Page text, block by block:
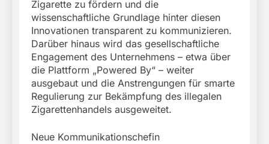
Zigarette zu fördern und die
wissenschaftliche Grundlage hinter diesen
Innovationen transparent zu kommunizieren.
Darüber hinaus wird das gesellschaftliche
Engagement des Unternehmens – etwa über
die Plattform „Powered By“ – weiter
ausgebaut und die Anstrengungen für smarte
Regulierung zur Bekämpfung des illegalen
Zigarettenhandels ausgeweitet.
Neue Kommunikationschefin